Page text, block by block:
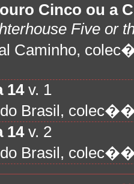
Cinco ou a
Five or
Caminho,
14v. 1
Brasil,
14v. 2
Brasil,